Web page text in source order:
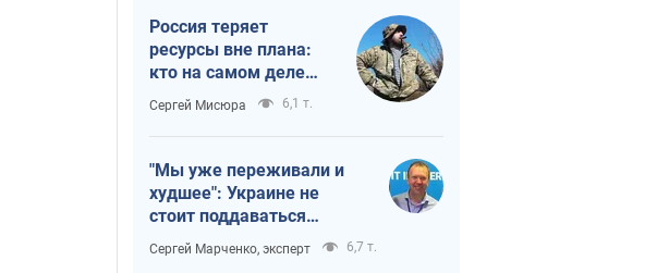
Россия теряет
ресурсы вне плана:
кто на самом деле
диктует темп войны
Сергей Мисюра 6,1 т.
"Мы уже переживали и
худшее": Украине не
стоит поддаваться
отчаянию из-за
ракетного террора
Сергей Марченко, эксперт 6,7 т.